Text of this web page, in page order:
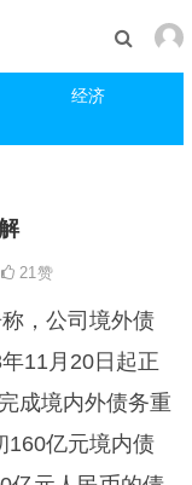
经济
21赞
，公司境外债
11月20日起正
成境内外债务重
160亿元境内债